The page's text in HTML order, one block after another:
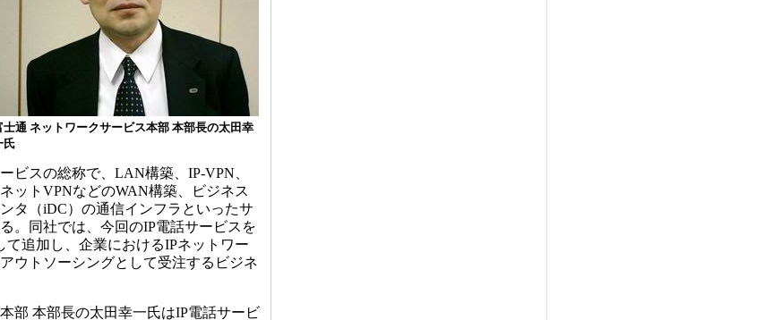
士通 ネットワークサービス本部 本部長の太田幸
氏
ビスの総称で、LAN構築、IP-VPN、
ットVPNなどのWAN構築、ビジネス
タ（iDC）の通信インフラといったサ
。同社では、今回のIP電話サービスを
て追加し、企業におけるIPネットワー
ウトソーシングとして受注するビジネ
部 本部長の太田幸一氏はIP電話サービ